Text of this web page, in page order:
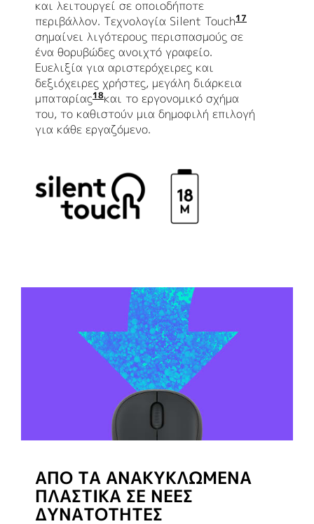
και λειτουργεί σε οποιοδήποτε
περιβάλλον. Τεχνολογία Silent Touch17
σημαίνει λιγότερους περισπασμούς σε
ένα θορυβώδες ανοιχτό γραφείο.
Ευελιξία για αριστερόχειρες και
δεξιόχειρες χρήστες, μεγάλη διάρκεια
μπαταρίας181 μπαταρία AA διαρκεί έως και 18
και το εργονομικό σχήμα
του, το καθιστούν μια δημοφιλή επιλογή
για κάθε εργαζόμενο.
ΑΠΌ ΤΑ ΑΝΑΚΥΚΛΩΜΈΝΑ
ΠΛΑΣΤΙΚΆ ΣΕ ΝΈΕΣ
ΔΥΝΑΤΌΤΗΤΕΣ